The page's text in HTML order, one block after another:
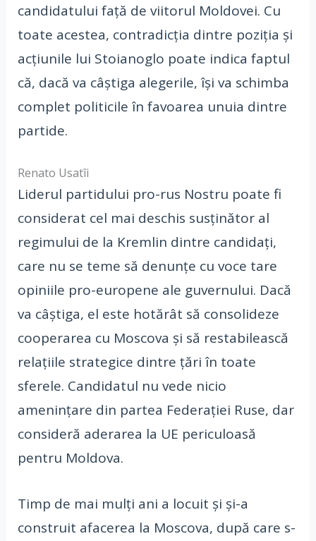
candidatului față de viitorul Moldovei. Cu
toate acestea, contradicția dintre poziția și
acțiunile lui Stoianoglo poate indica faptul
că, dacă va câștiga alegerile, își va schimba
complet politicile în favoarea unuia dintre
partide.
Renato Usatîi
Liderul partidului pro-rus Nostru poate fi
considerat cel mai deschis susținător al
regimului de la Kremlin dintre candidați,
care nu se teme să denunțe cu voce tare
opiniile pro-europene ale guvernului. Dacă
va câștiga, el este hotărât să consolideze
cooperarea cu Moscova și să restabilească
relațiile strategice dintre țări în toate
sferele. Candidatul nu vede nicio
amenințare din partea Federației Ruse, dar
consideră aderarea la UE periculoasă
pentru Moldova.
Timp de mai mulți ani a locuit și și-a
construit afacerea la Moscova, după care s-